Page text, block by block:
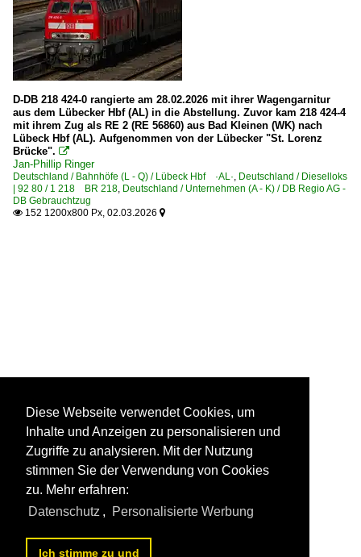
D-DB 218 424-0 rangierte am 28.02.2026 mit ihrer Wagengarnitur
aus dem Lübecker Hbf (AL) in die Abstellung. Zuvor kam 218 424-4
mit ihrem Zug als RE 2 (RE 56860) aus Bad Kleinen (WK) nach
Lübeck Hbf (AL). Aufgenommen von der Lübecker "St. Lorenz
Brücke". 
Jan-Phillip Ringer
Deutschland / Bahnhöfe (L - Q) / Lübeck Hbf ·AL·, Deutschland / Dieselloks
| 92 80 / 1 218 BR 218, Deutschland / Unternehmen (A - K) / DB Regio AG -
DB Gebrauchtzug
 152 1200x800 Px, 02.03.2026 
Diese Webseite verwendet Cookies, um
Inhalte und Anzeigen zu personalisieren und
Zugriffe zu analysieren. Mit der Nutzung
stimmen Sie der Verwendung von Cookies
zu. Mehr erfahren:
Datenschutz , Personalisierte Werbung
Ich stimme zu und